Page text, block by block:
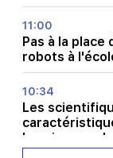
11:00
Pas à la
robots à
10:34
Les
les oiseaux